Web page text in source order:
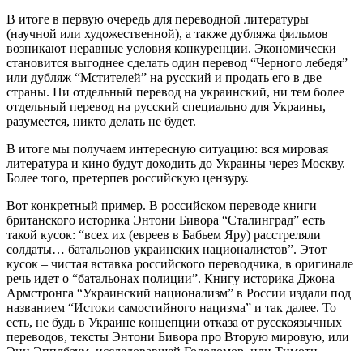
В итоге в первую очередь для переводной литературы
(научной или художественной), а также дубляжа фильмов
возникают неравные условия конкуренции. Экономически
становится выгоднее сделать один перевод “Черного лебедя”
или дубляж “Мстителей” на русский и продать его в две
страны. Ни отдельный перевод на украинский, ни тем более
отдельный перевод на русский специально для Украины,
разумеется, никто делать не будет.
В итоге мы получаем интересную ситуацию: вся мировая
литература и кино будут доходить до Украины через Москву.
Более того, претерпев российскую цензуру.
Вот конкретный пример. В российском переводе книги
британского историка Энтони Бивора “Сталинград” есть
такой кусок: “всех их (евреев в Бабьем Яру) расстреляли
солдаты… батальонов украинских националистов”. Этот
кусок – чистая вставка российского переводчика, в оригинале
речь идет о “батальонах полиции”. Книгу историка Джона
Армстронга “Украинский национализм” в России издали под
названием “Истоки самостийного нацизма” и так далее. То
есть, не будь в Украине концепции отказа от русскоязычных
переводов, тексты Энтони Бивора про Вторую мировую, или